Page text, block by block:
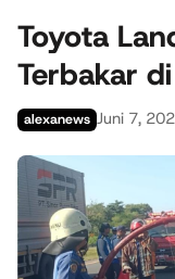
Toyota
Terbakar
alexanews Juni 7,